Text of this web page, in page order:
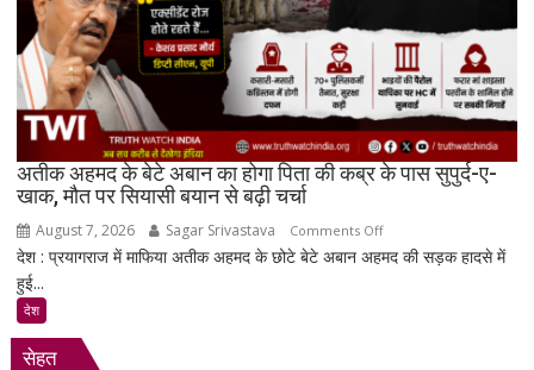
लैपटॉप
लॉक,
1
जनवरी
2027
से
होंगे
नए
अतीक अहमद के बेटे अबान का होगा पिता की कब्र के पास सुपुर्द-ए-
खाक, मौत पर सियासी बयान से बढ़ी चर्चा
August 7, 2026 Sagar Srivastava Comments Offon
अतीक
देश : प्रयागराज में माफिया अतीक अहमद के छोटे बेटे अबान अहमद की सड़क हादसे में
हुई...
देश
सेहत